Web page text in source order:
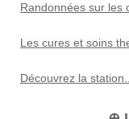
Randonnées sur les
Les cures et soins
Découvrez la